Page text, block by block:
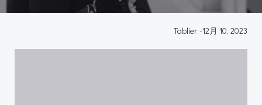
Tablier -12月 10, 2023